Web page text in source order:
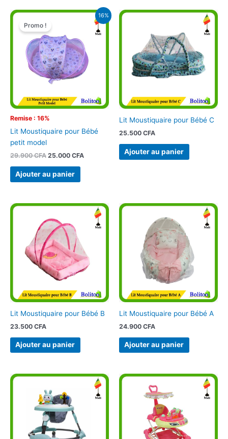
16%
Remise : 16%
Promo !
Lit Moustiquaire pour Bébé
petit model
29.900CFA
Le
initial
était :
29.900 CFA.
25.000 CFA
Le
prix
actuel
est :
25.000 CFA.
Ajouter au panier
Lit Moustiquaire pour Bébé C
25.500 CFA
Ajouter au panier
Lit Moustiquaire pour Bébé B
23.500 CFA
Ajouter au panier
Lit Moustiquaire pour Bébé A
24.900 CFA
Ajouter au panier